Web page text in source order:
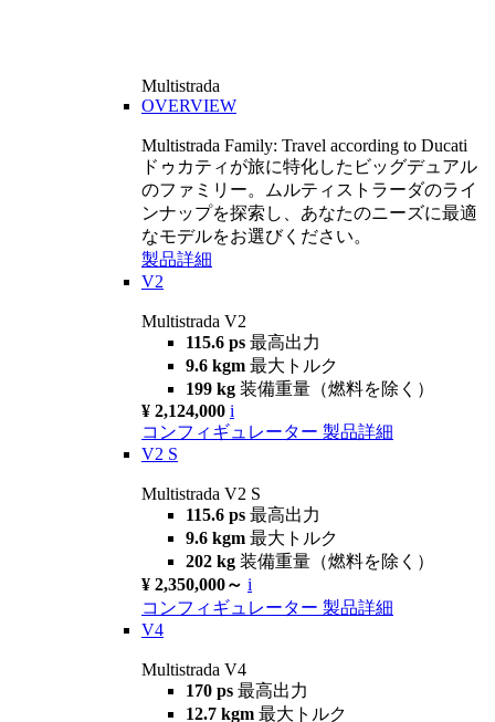
Multistrada
OVERVIEW
Multistrada Family: Travel according to Ducati
ドゥカティが旅に特化したビッグデュアル
のファミリー。ムルティストラーダのライ
ンナップを探索し、あなたのニーズに最適
なモデルをお選びください。
製品詳細
V2
Multistrada V2
115.6 ps 最高出力
9.6 kgm 最大トルク
199 kg 装備重量（燃料を除く）
¥ 2,124,000 i
コンフィギュレーター 製品詳細
V2 S
Multistrada V2 S
115.6 ps 最高出力
9.6 kgm 最大トルク
202 kg 装備重量（燃料を除く）
¥ 2,350,000～ i
コンフィギュレーター 製品詳細
V4
Multistrada V4
170 ps 最高出力
12.7 kgm 最大トルク